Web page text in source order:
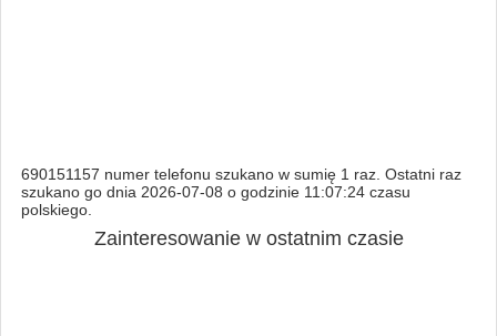
690151157 numer telefonu szukano w sumię 1 raz. Ostatni raz
szukano go dnia 2026-07-08 o godzinie 11:07:24 czasu
polskiego.
Zainteresowanie w ostatnim czasie